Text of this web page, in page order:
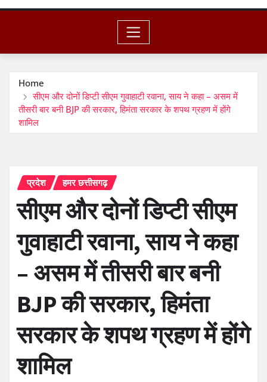
Home
सीएम और दोनों डिप्टी सीएम गुवाहाटी रवाना, साय ने कहा – असम में
तीसरी बार बनी BJP की सरकार, हिमंता सरकार के शपथ ग्रहण में होंगे
शामिल
प्रदेश हमर छत्तीसगढ़
सीएम और दोनों डिप्टी सीएम
गुवाहाटी रवाना, साय ने कहा
– असम में तीसरी बार बनी
BJP की सरकार, हिमंता
सरकार के शपथ ग्रहण में होंगे
शामिल